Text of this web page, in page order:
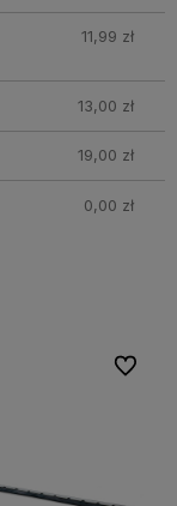
11,99 zł
13,00 zł
19,00 zł
0,00 zł
Do
Do